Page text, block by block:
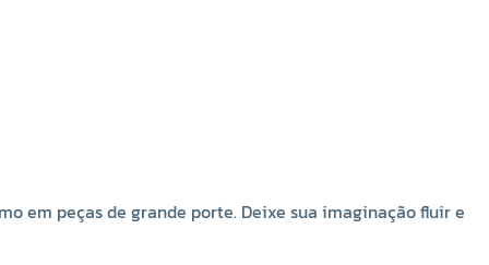
em peças de grande porte. Deixe sua imaginação fluir e